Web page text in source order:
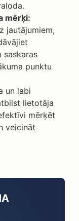
mērķi:
jautājumiem,
saskaras
punktu
un labi
lietotāja
mērķēt
veicināt